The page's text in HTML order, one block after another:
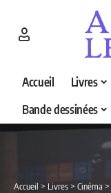
Accueil Livres
Bande dessinées
Accueil > Livres > Cinéma >